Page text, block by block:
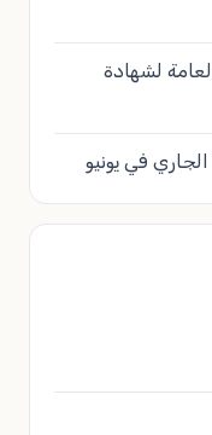
لشهادة
في يونيو